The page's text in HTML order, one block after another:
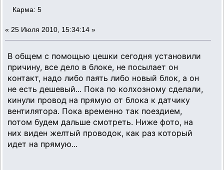
Карма: 5
« 25 Июля 2010, 15:34:14 »
В общем с помощью цешки сегодня установили
причину, все дело в блоке, не посылает он
контакт, надо либо паять либо новый блок, а он
не есть дешевый... Пока по колхозному сделали,
кинули провод на прямую от блока к датчику
вентилятора. Пока временно так поездием,
потом будем дальше смотреть. Ниже фото, на
них виден желтый проводок, как раз который
идет на прямую...